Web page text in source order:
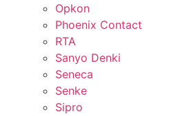
Opkon
Phoenix Contact
RTA
Sanyo Denki
Seneca
Senke
Sipro